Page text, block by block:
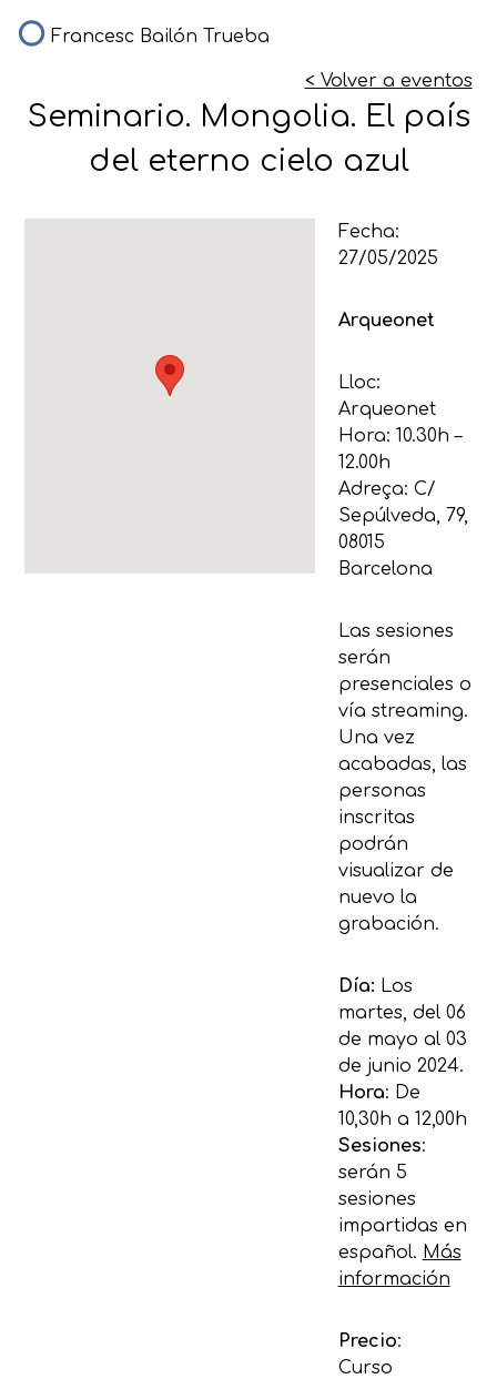
Francesc Bailón Trueba
< Volver a eventos
Seminario. Mongolia. El país
del eterno cielo azul
Fecha:
27/05/2025
Arqueonet
Lloc:
Arqueonet
Hora: 10.30h –
12.00h
Adreça: C/
Sepúlveda, 79,
08015
Barcelona
Las sesiones
serán
presenciales o
vía streaming.
Una vez
acabadas, las
personas
inscritas
podrán
visualizar de
nuevo la
grabación.
Día: Los
martes, del 06
de mayo al 03
de junio 2024.
Hora: De
10,30h a 12,00h
Sesiones:
serán 5
sesiones
impartidas en
español. Más
información
Precio:
Curso